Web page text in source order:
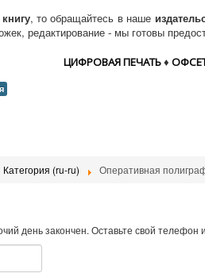
, то обращайтесь в наше
редактирование - мы готовы
ЦИФРОВАЯ ПЕЧАТЬ♦
Категория (ru-ru) Оперативная
день закончен. Оставьте свой